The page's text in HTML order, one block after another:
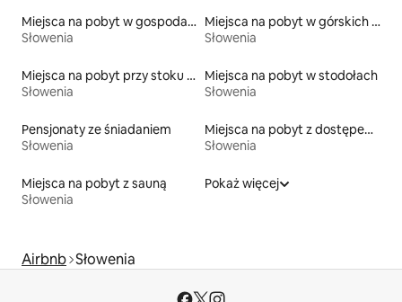
Miejsca na pobyt w gospodarstwach agroturystycznych
Słowenia
Miejsca na pobyt w górskich chatach
Słowenia
Miejsca na pobyt przy stoku narciarskim
Słowenia
Miejsca na pobyt w stodołach
Słowenia
Pensjonaty ze śniadaniem
Słowenia
Miejsca na pobyt z dostępem do plaży
Słowenia
Miejsca na pobyt z sauną
Słowenia
Pokaż więcej
Airbnb Słowenia